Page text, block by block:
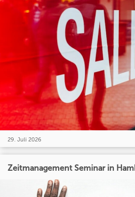
29. Juli 2026
Zeitmanagement Seminar in